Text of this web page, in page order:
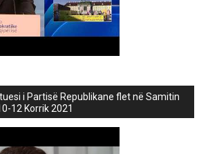
i Partisë Republikane flet në Samitin
12 Korrik 2021